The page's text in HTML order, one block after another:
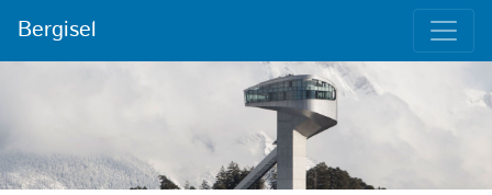
Bergisel